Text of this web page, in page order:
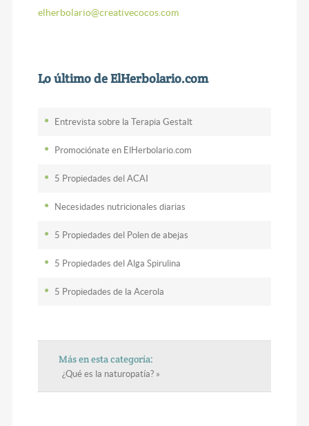
elherbolario@creativecocos.com
Lo último de ElHerbolario.com
Entrevista sobre la Terapia Gestalt
Promociónate en ElHerbolario.com
5 Propiedades del ACAI
Necesidades nutricionales diarias
5 Propiedades del Polen de abejas
5 Propiedades del Alga Spirulina
5 Propiedades de la Acerola
Más en esta categoría:
¿Qué es la naturopatía? »